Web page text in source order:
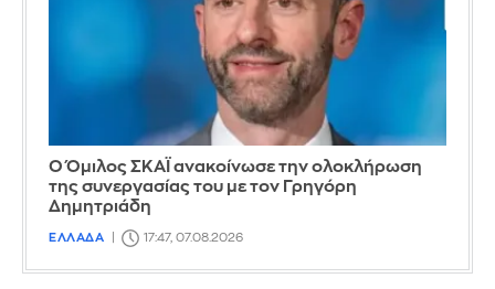
Ο Όμιλος ΣΚΑΪ ανακοίνωσε την ολοκλήρωση
της συνεργασίας του με τον Γρηγόρη
Δημητριάδη
ΕΛΛΑΔΑ 17:47, 07.08.2026